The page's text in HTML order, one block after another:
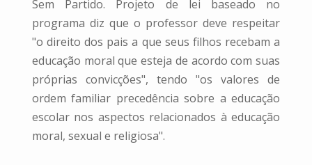
Sem Partido. Projeto de lei baseado no
programa diz que o professor deve respeitar
"o direito dos pais a que seus filhos recebam a
educação moral que esteja de acordo com suas
próprias convicções", tendo "os valores de
ordem familiar precedência sobre a educação
escolar nos aspectos relacionados à educação
moral, sexual e religiosa".